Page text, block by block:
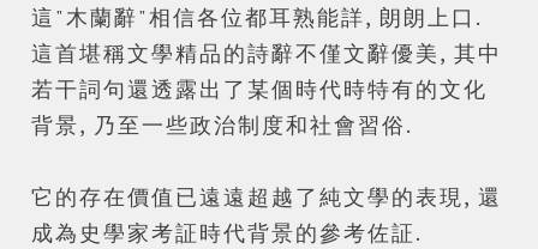
這"木蘭辭"相信各位都耳熟能詳, 朗朗上口.
這首堪稱文學精品的詩辭不僅文辭優美, 其中
若干詞句還透露出了某個時代時特有的文化
背景, 乃至一些政治制度和社會習俗.
它的存在價值已遠遠超越了純文學的表現, 還
成為史學家考証時代背景的參考佐証.